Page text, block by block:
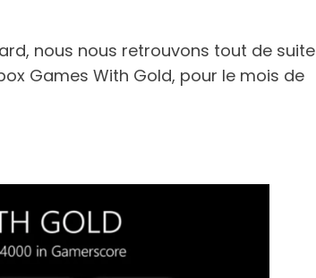
nous nous retrouvons tout de suite
Games With Gold, pour le mois de